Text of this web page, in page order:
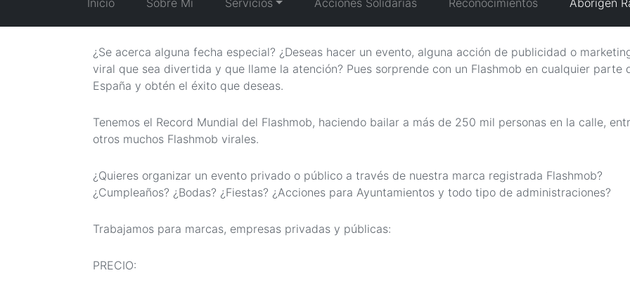
Inicio Sobre Mi Servicios Acciones Solidarias Reconocimientos Aborigen
¿Se acerca alguna fecha especial? ¿Deseas hacer un evento, alguna acción de publicidad o
viral que sea divertida y que llame la atención? Pues sorprende con un Flashmob en cualquier parte
España y obtén el éxito que deseas.
Tenemos el Record Mundial del Flashmob, haciendo bailar a más de 250 mil personas en la calle,
otros muchos Flashmob virales.
¿Quieres organizar un evento privado o público a través de nuestra marca registrada Flashmob?
¿Cumpleaños? ¿Bodas? ¿Fiestas? ¿Acciones para Ayuntamientos y todo tipo de administraciones?
Trabajamos para marcas, empresas privadas y públicas:
PRECIO: